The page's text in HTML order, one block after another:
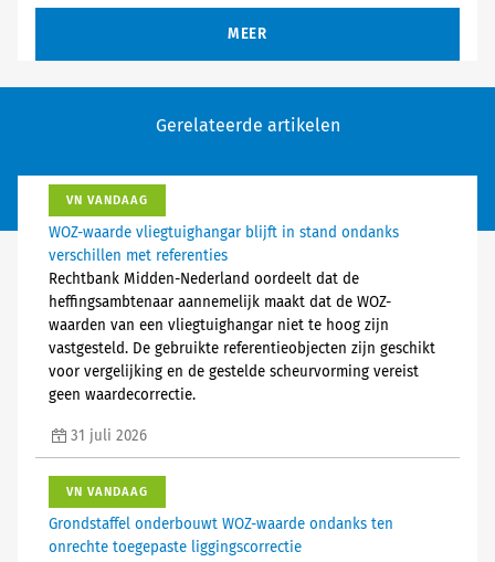
MEER
Gerelateerde artikelen
VN VANDAAG
WOZ-waarde vliegtuighangar blijft in stand ondanks
verschillen met referenties
Rechtbank Midden-Nederland oordeelt dat de
heffingsambtenaar aannemelijk maakt dat de WOZ-
waarden van een vliegtuighangar niet te hoog zijn
vastgesteld. De gebruikte referentieobjecten zijn geschikt
voor vergelijking en de gestelde scheurvorming vereist
geen waardecorrectie.
31 juli 2026
VN VANDAAG
Grondstaffel onderbouwt WOZ-waarde ondanks ten
onrechte toegepaste liggingscorrectie